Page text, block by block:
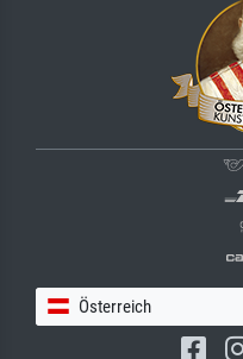
Österreich